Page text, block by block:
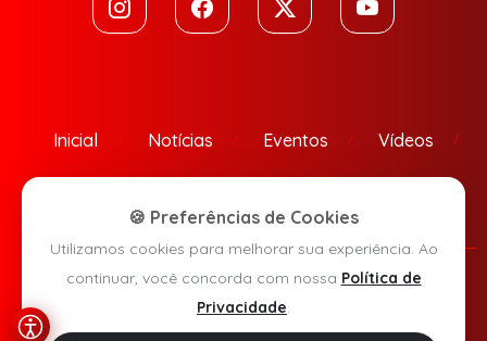
Inicial Notícias Eventos Vídeos
Política de Privacidade
🍪 Preferências de Cookies
Utilizamos cookies para melhorar sua experiência. Ao
continuar, você concorda com nossa Política de
Privacidade.